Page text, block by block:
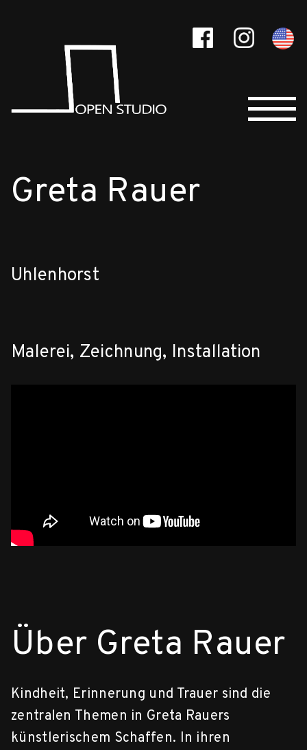
Greta Rauer
Uhlenhorst
Malerei, Zeichnung, Installation
Über Greta Rauer
Kindheit, Erinnerung und Trauer sind die
zentralen Themen in Greta Rauers
künstlerischem Schaffen. In ihren